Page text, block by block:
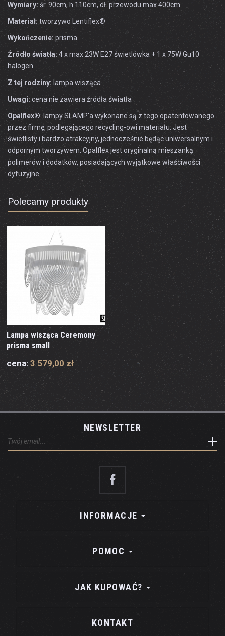
Wymiary:śr. 90cm, h 110cm, dł. przewodu max 400cm
Materiał: tworzywo Lentiflex®
Wykończenie:prisma
Źródło światła: 4 x max 23W E27 świetlówka + 1 x 75W Gu10
halogen
Z tej rodziny: lampa wisząca
Uwagi: cena nie zawiera źródła światła
Opalflex®: lampy SLAMP'a wykonane są z tego opatentowanego
przez firmę, podlegającego recycling-owi materiału. Jest
świetlisty i bardzo atrakcyjny, jednocześnie będąc uniwersalnym i
odpornym tworzywem. Opalflex jest oryginalną mieszanką
polimerów i dodatków, posiadających wyjątkowe właściwości
dyfuzyjne.
Polecamy produkty
Lampa wisząca Ceremony
prisma small
cena: 3 579,00 zł
NEWSLETTER
INFORMACJE
POMOC
JAK KUPOWAĆ?
KONTAKT